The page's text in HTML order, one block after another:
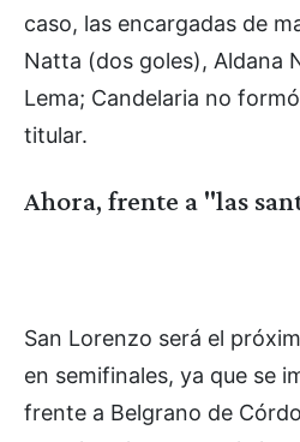
caso, las encargadas de
Natta (dos goles), Aldana
Lema; Candelaria no
titular.
Ahora, frente a "las
San Lorenzo será el
en semifinales, ya que se
frente a Belgrano de